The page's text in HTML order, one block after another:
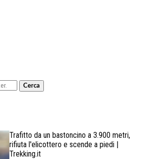
Cerca
Trafitto da un bastoncino a 3.900 metri,
rifiuta l'elicottero e scende a piedi |
Trekking.it